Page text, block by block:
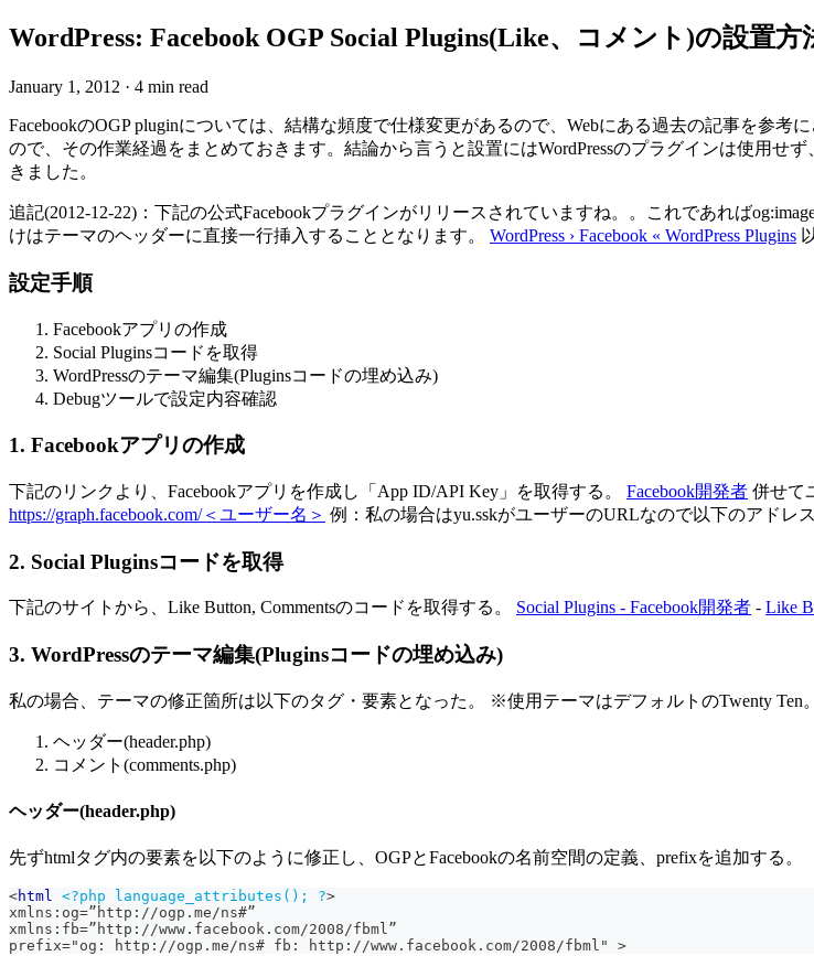
WordPress: Facebook OGP Social Plugins(Like、コメント)の設置方
January 1, 2012 · 4 min read
FacebookのOGP pluginについては、結構な頻度で仕様変更があるので、Webにある過去の記事を参
ので、その作業経過をまとめておきます。結論から言うと設置にはWordPressのプラグインは使用せ
きました。
追記(2012-12-22)：下記の公式Facebookプラグインがリリースされていますね。。これであれば
けはテーマのヘッダーに直接一行挿入することとなります。 WordPress › Facebook « WordPress Plugins
設定手順
Facebookアプリの作成
Social Pluginsコードを取得
WordPressのテーマ編集(Pluginsコードの埋め込み)
Debugツールで設定内容確認
1. Facebookアプリの作成
下記のリンクより、Facebookアプリを作成し「App ID/API Key」を取得する。 Facebook開発者 併せて
https://graph.facebook.com/＜ユーザー名＞ 例：私の場合はyu.sskがユーザーのURLなので以下のアドレ
2. Social Pluginsコードを取得
下記のサイトから、Like Button, Commentsのコードを取得する。 Social Plugins - Facebook開発者 - Like
3. WordPressのテーマ編集(Pluginsコードの埋め込み)
私の場合、テーマの修正箇所は以下のタグ・要素となった。 ※使用テーマはデフォルトのTwenty Ten。
ヘッダー(header.php)
コメント(comments.php)
ヘッダー(header.php)
先ずhtmlタグ内の要素を以下のように修正し、OGPとFacebookの名前空間の定義、prefixを追加する。
<html <?php language_attributes(); ?>
xmlns:og=”http://ogp.me/ns#”
xmlns:fb=”http://www.facebook.com/2008/fbml”
prefix="og: http://ogp.me/ns# fb: http://www.facebook.com/2008/fbml" >